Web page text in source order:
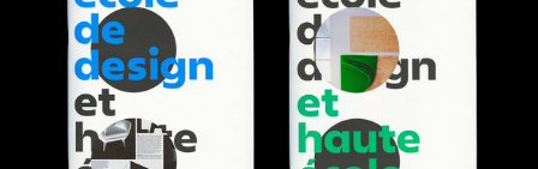
contact